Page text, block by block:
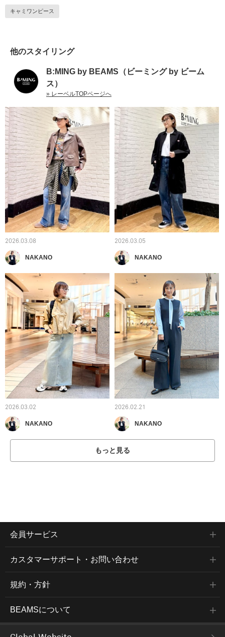
キャミワンピース
他のスタイリング
B:MING by BEAMS（ビーミング by ビーム
ス）
» レーベルTOPページへ
2026.03.08
NAKANO
2026.03.05
NAKANO
2026.03.02
NAKANO
2026.02.21
NAKANO
もっと見る
会員サービス
カスタマーサポート・お問い合わせ
規約・方針
BEAMSについて